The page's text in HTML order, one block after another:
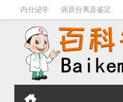
内分泌学 病原分离及鉴定
皮肤病学 男科学 血液病学